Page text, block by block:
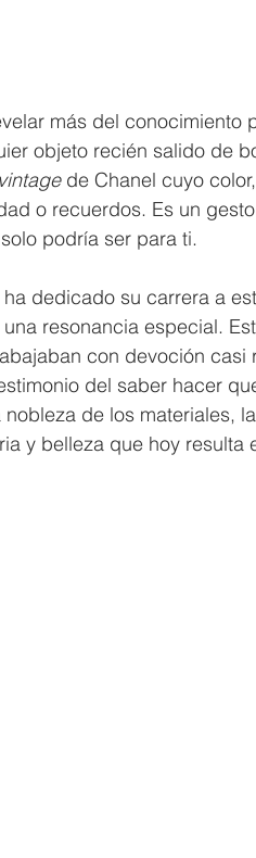
más del conocimiento
objeto recién salido de
vintage de Chanel cuyo
o recuerdos. Es un
podría ser para ti.
dedicado su carrera a
resonancia especial.
con devoción
del saber hacer
de los materiales,
y belleza que hoy resulta